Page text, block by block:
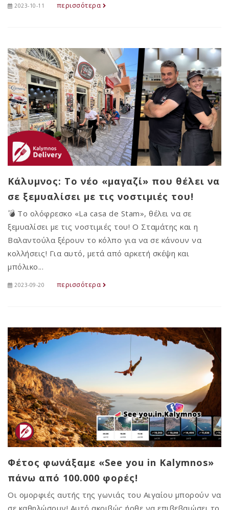
2023-10-11 περισσότερα
Κάλυμνος: Το νέο «μαγαζί» που θέλει να
σε ξεμυαλίσει με τις νοστιμιές του!
💣 Το ολόφρεσκο «La casa de Stam», θέλει να σε
ξεμυαλίσει με τις νοστιμιές του! Ο Σταμάτης και η
Βαλαντούλα ξέρουν το κόλπο για να σε κάνουν να
κολλήσεις! Για αυτό, μετά από αρκετή σκέψη και
μπόλικο...
2023-09-20 περισσότερα
Φέτος φωνάξαμε «See you in Kalymnos»
πάνω από 100.000 φορές!
Οι ομορφιές αυτής της γωνιάς του Αιγαίου μπορούν να